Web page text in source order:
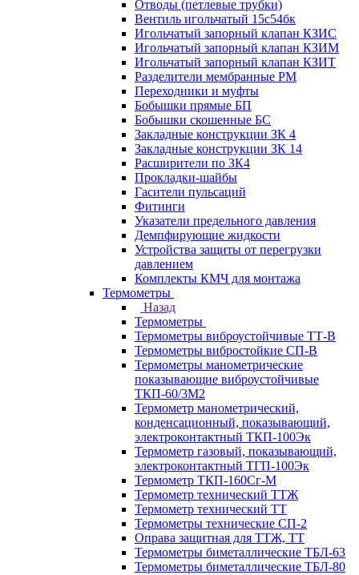
Отводы (петлевые трубки)
Вентиль игольчатый 15с54бк
Игольчатый запорный клапан КЗИС
Игольчатый запорный клапан КЗИМ
Игольчатый запорный клапан КЗИТ
Разделители мембранные РМ
Переходники и муфты
Бобышки прямые БП
Бобышки скошенные БС
Закладные конструкции ЗК 4
Закладные конструкции ЗК 14
Расширители по ЗК4
Прокладки-шайбы
Гасители пульсаций
Фитинги
Указатели предельного давления
Демпфирующие жидкости
Устройства защиты от перегрузки
давлением
Комплекты КМЧ для монтажа
Термометры
Назад
Термометры
Термометры виброустойчивые ТТ-В
Термометры вибростойкие СП-В
Термометры манометрические
показывающие виброустойчивые
ТКП-60/3М2
Термометр манометрический,
конденсационный, показывающий,
электроконтактный ТКП-100Эк
Термометр газовый, показывающий,
электроконтактный ТГП-100Эк
Термометр ТКП-160Сг-М
Термометр технический ТТЖ
Термометр технический ТТ
Термометры технические СП-2
Оправа защитная для ТТЖ, ТТ
Термометры биметаллические ТБЛ-63
Термометры биметаллические ТБЛ-80